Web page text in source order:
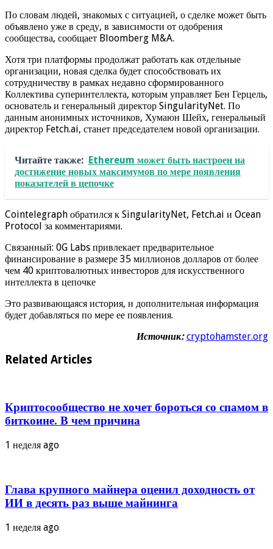
По словам людей, знакомых с ситуацией, о сделке может быть
объявлено уже в среду, в зависимости от одобрения
сообщества, сообщает Bloomberg M&A.
Хотя три платформы продолжат работать как отдельные
организации, новая сделка будет способствовать их
сотрудничеству в рамках недавно сформированного
Коллектива суперинтеллекта, которым управляет Бен Герцель,
основатель и генеральный директор SingularityNet. По
данным анонимных источников, Хумаюн Шейх, генеральный
директор Fetch.ai, станет председателем новой организации.
Читайте также: Ethereum может быть настроен на
достижение новых максимумов по мере появления
показателей в цепочке
Cointelegraph обратился к SingularityNet, Fetch.ai и Ocean
Protocol за комментариями.
Связанный: 0G Labs привлекает предварительное
финансирование в размере 35 миллионов долларов от более
чем 40 криптовалютных инвесторов для искусственного
интеллекта в цепочке
Это развивающаяся история, и дополнительная информация
будет добавляться по мере ее появления.
Источник: cryptohamster.org
Related Articles
Криптосообщество не хочет бороться со спамом в
биткоине. В чем причина
1 неделя ago
Глава крупного майнера оценил доходность от
ИИ в десять раз выше майнинга
1 неделя ago